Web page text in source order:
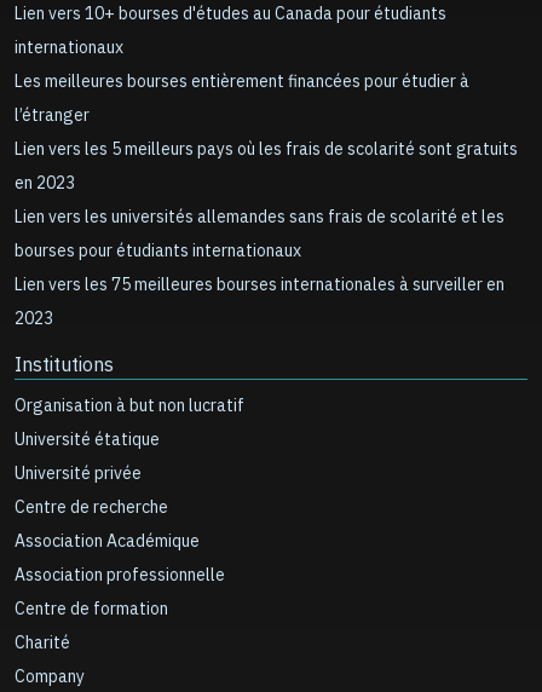
Lien vers 10+ bourses d'études au Canada pour étudiants
internationaux
Les meilleures bourses entièrement financées pour étudier à
l’étranger
Lien vers les 5 meilleurs pays où les frais de scolarité sont gratuits
en 2023
Lien vers les universités allemandes sans frais de scolarité et les
bourses pour étudiants internationaux
Lien vers les 75 meilleures bourses internationales à surveiller en
2023
Institutions
Organisation à but non lucratif
Université étatique
Université privée
Centre de recherche
Association Académique
Association professionnelle
Centre de formation
Charité
Company